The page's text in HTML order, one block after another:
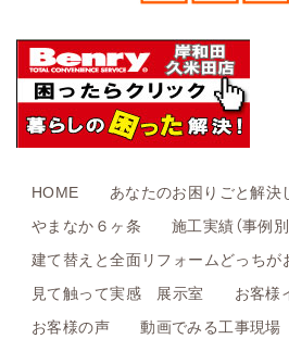
HOME
あなたのお困りごと解決
やまなか６ヶ条
施工実績（事例
建て替えと全面リフォームどっちが
見て触って実感 展示室
お客様
お客様の声
動画でみる工事現場